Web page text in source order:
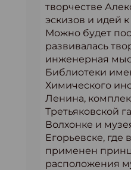
творчестве
эскизов и идей
Можно будет
развивалась
инженерная
Библиотеки
Химического
Ленина,
Третьяковской
Волхонке и
Егорьевске,
применен
расположения